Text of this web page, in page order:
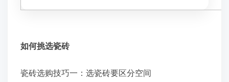
如何挑选瓷砖
瓷砖选购技巧一：选瓷砖要区分空间